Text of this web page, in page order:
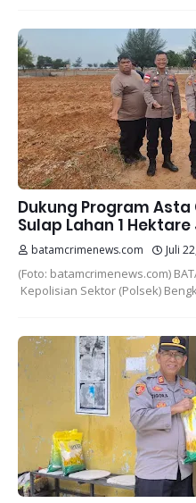
Dukung Program Asta
Sulap Lahan 1
batamcrimenews.com Juli
(Foto: batamcrimenews.com)
Kepolisian Sektor (Polsek)